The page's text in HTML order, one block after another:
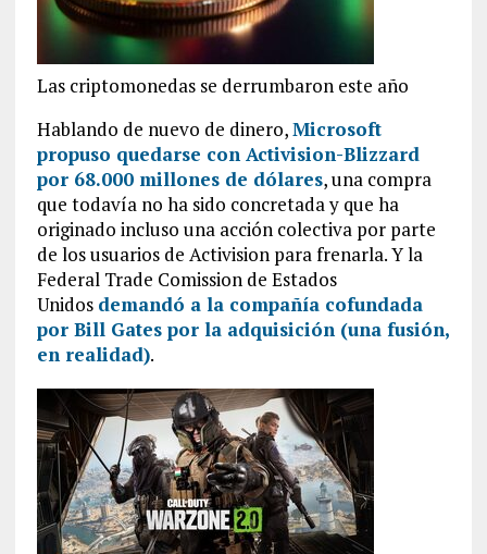
Las criptomonedas se derrumbaron este año
Hablando de nuevo de dinero,Microsoft
propuso quedarse con Activision-Blizzard
por 68.000 millones de dólares, una compra
que todavía no ha sido concretada y que ha
originado incluso una acción colectiva por parte
de los usuarios de Activision para frenarla. Y la
Federal Trade Comission de Estados
Unidos demandó a la compañía cofundada
por Bill Gates por la adquisición (una fusión,
en realidad).